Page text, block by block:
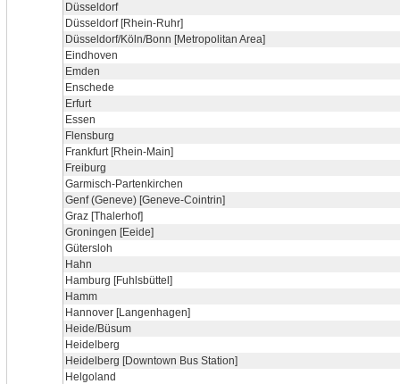
Düsseldorf
Düsseldorf [Rhein-Ruhr]
Düsseldorf/Köln/Bonn [Metropolitan Area]
Eindhoven
Emden
Enschede
Erfurt
Essen
Flensburg
Frankfurt [Rhein-Main]
Freiburg
Garmisch-Partenkirchen
Genf (Geneve) [Geneve-Cointrin]
Graz [Thalerhof]
Groningen [Eeide]
Gütersloh
Hahn
Hamburg [Fuhlsbüttel]
Hamm
Hannover [Langenhagen]
Heide/Büsum
Heidelberg
Heidelberg [Downtown Bus Station]
Helgoland